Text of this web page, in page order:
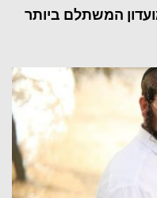
המשתלם ביותר